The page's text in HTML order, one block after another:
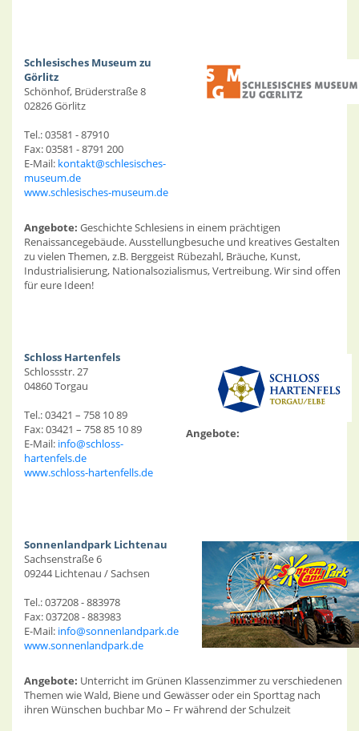
Schlesisches Museum zu
Görlitz
Schönhof, Brüderstraße 8
02826 Görlitz
Tel.: 03581 - 87910
Fax: 03581 - 8791 200
E-Mail: kontakt@schlesisches-
museum.de
www.schlesisches-museum.de
Angebote: Geschichte Schlesiens in einem prächtigen
Renaissancegebäude. Ausstellungbesuche und kreatives Gestalten
zu vielen Themen, z.B. Berggeist Rübezahl, Bräuche, Kunst,
Industrialisierung, Nationalsozialismus, Vertreibung. Wir sind offen
für eure Ideen!
Schloss Hartenfels
Schlossstr. 27
04860 Torgau
Tel.: 03421 – 758 10 89
Fax: 03421 – 758 85 10 89
E-Mail: info@schloss-
hartenfels.de
www.schloss-hartenfells.de
Angebote:
Sonnenlandpark Lichtenau
Sachsenstraße 6
09244 Lichtenau / Sachsen
Tel.: 037208 - 883978
Fax: 037208 - 883983
E-Mail: info@sonnenlandpark.de
www.sonnenlandpark.de
Angebote: Unterricht im Grünen Klassenzimmer zu verschiedenen
Themen wie Wald, Biene und Gewässer oder ein Sporttag nach
ihren Wünschen buchbar Mo – Fr während der Schulzeit